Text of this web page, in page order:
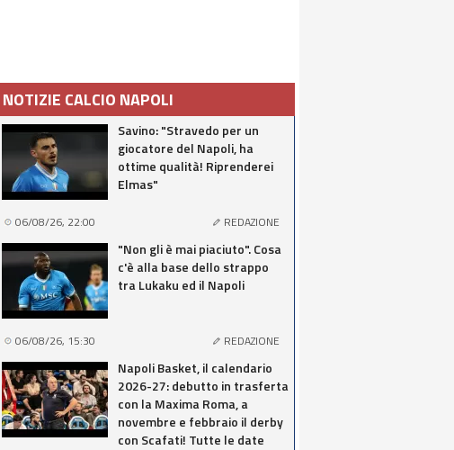
NOTIZIE CALCIO NAPOLI
Savino: "Stravedo per un
giocatore del Napoli, ha
ottime qualità! Riprenderei
Elmas"
06/08/26, 22:00 REDAZIONE
"Non gli è mai piaciuto". Cosa
c'è alla base dello strappo
tra Lukaku ed il Napoli
06/08/26, 15:30 REDAZIONE
Napoli Basket, il calendario
2026-27: debutto in trasferta
con la Maxima Roma, a
novembre e febbraio il derby
con Scafati! Tutte le date